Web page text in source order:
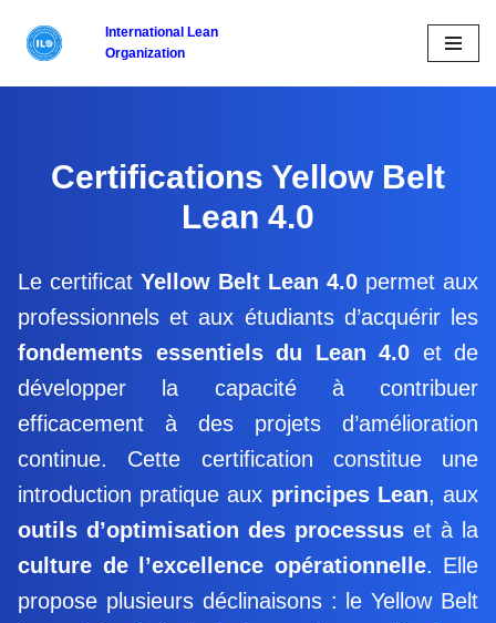
Aller
au
International Lean
Organization
Certifications Yellow Belt
Lean 4.0
Le certificat Yellow Belt Lean 4.0 permet aux
professionnels et aux étudiants d’acquérir les
fondements essentiels du Lean 4.0 et de
développer la capacité à contribuer
efficacement à des projets d’amélioration
continue. Cette certification constitue une
introduction pratique aux principes Lean, aux
outils d’optimisation des processus et à la
culture de l’excellence opérationnelle. Elle
propose plusieurs déclinaisons : le Yellow Belt